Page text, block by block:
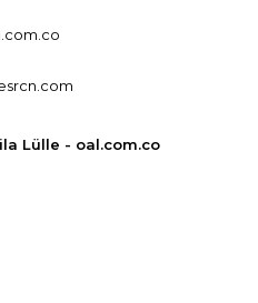
Lülle - oal.com.co